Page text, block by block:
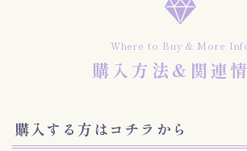
Where to Buy & More
購入方法&関連
購入する方はコチラから